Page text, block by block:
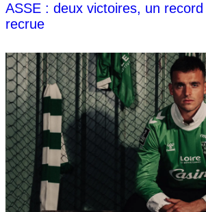
ASSE : deux victoires, un
recrue